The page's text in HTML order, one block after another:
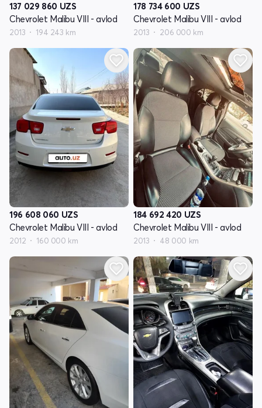
137 029 860 UZS
Chevrolet Malibu VIII - avlod
2013 194 243 km
178 734 600 UZS
Chevrolet Malibu VIII - avlod
2013 206 000 km
196 608 060 UZS
Chevrolet Malibu VIII - avlod
2012 160 000 km
184 692 420 UZS
Chevrolet Malibu VIII - avlod
2013 48 000 km